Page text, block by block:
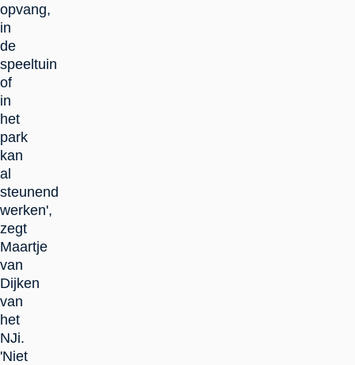
opvang,
in
de
speeltuin
of
in
het
park
kan
al
steunend
werken',
zegt
Maartje
van
Dijken
van
het
NJi.
'Niet